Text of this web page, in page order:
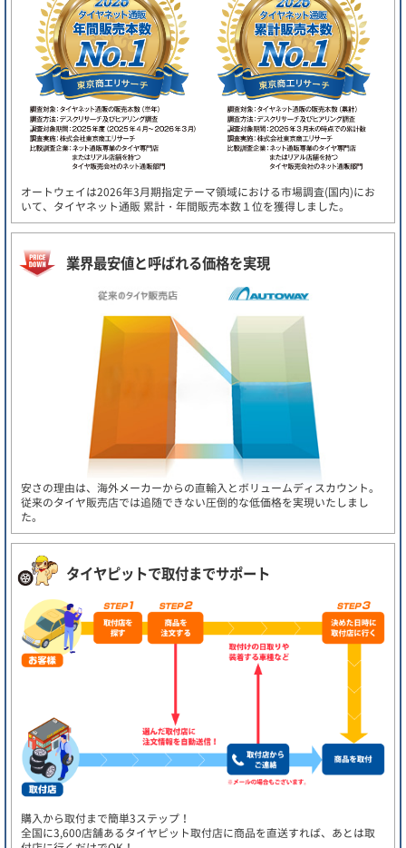
オートウェイは2026年3月期指定テーマ領域における市場調査(国内)にお
いて、タイヤネット通販 累計・年間販売本数１位を獲得しました。
業界最安値と呼ばれる価格を実現
安さの理由は、海外メーカーからの直輸入とボリュームディスカウント。
従来のタイヤ販売店では追随できない圧倒的な低価格を実現いたしまし
た。
タイヤピットで取付までサポート
購入から取付まで簡単3ステップ！
全国に3,600店舗あるタイヤピット取付店に商品を直送すれば、あとは取